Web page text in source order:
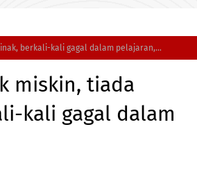
berkali-kali gagal dalam pelajaran,...
miskin, tiada
kali gagal dalam